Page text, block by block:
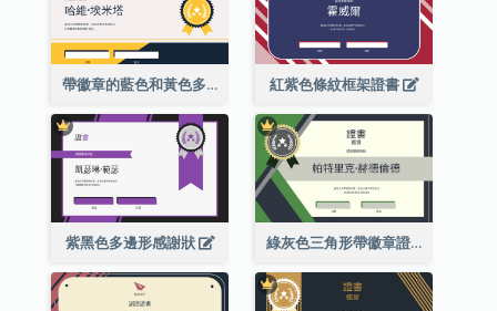
帶徽章的藍色和黃色多邊形證書 紅紫色條紋框架證書
紫黑色多邊形感謝狀 綠灰色三角形帶徽章證書